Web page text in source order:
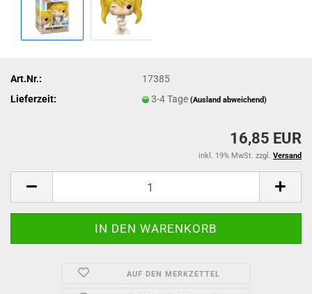
Art.Nr.:
17385
Lieferzeit:
3-4 Tage(Ausland abweichend)
16,85 EUR
inkl. 19% MwSt. zzgl. Versand
AUF DEN MERKZETTEL